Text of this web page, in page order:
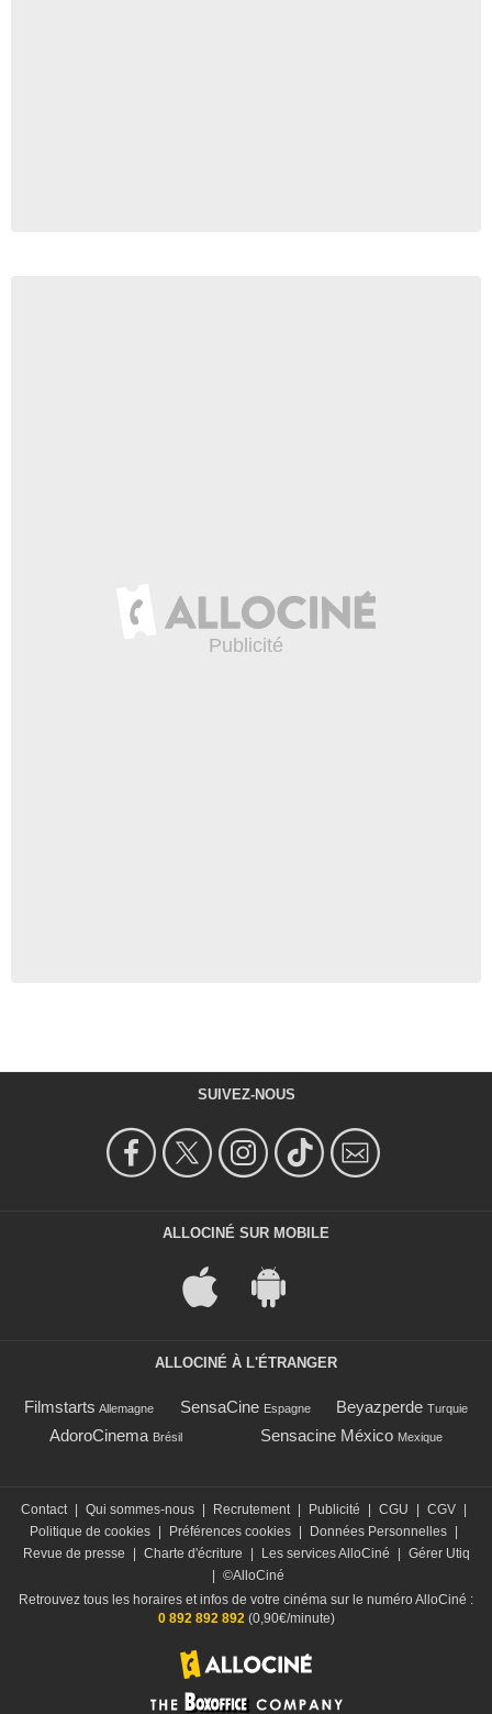
SUIVEZ-NOUS
ALLOCINÉ SUR MOBILE
ALLOCINÉ À L'ÉTRANGER
Filmstarts Allemagne SensaCine Espagne Beyazperde Turquie
AdoroCinema Brésil Sensacine México Mexique
Contact Qui sommes-nous Recrutement Publicité CGU CGV
Politique de cookies
Préférences cookies Données Personnelles
Revue de presse
Charte d'écriture Les services AlloCiné
Gérer Utiq
©AlloCiné
Retrouvez tous les horaires et infos de votre cinéma sur le numéro AlloCiné :
0 892 892 892(0,90€/minute)